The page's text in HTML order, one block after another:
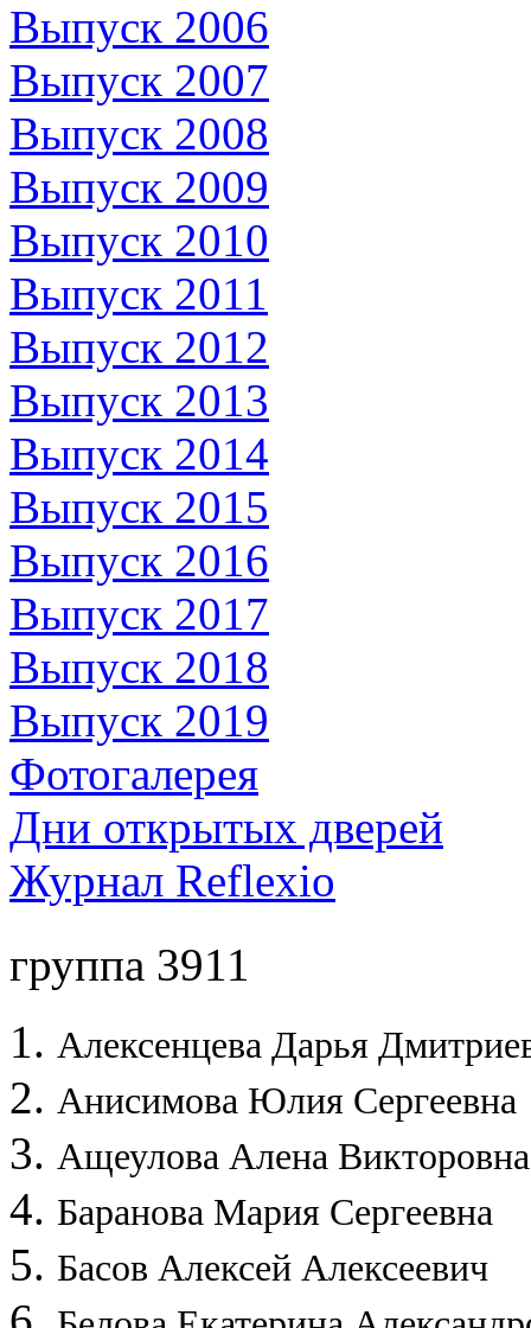
Выпуск 2006
Выпуск 2007
Выпуск 2008
Выпуск 2009
Выпуск 2010
Выпуск 2011
Выпуск 2012
Выпуск 2013
Выпуск 2014
Выпуск 2015
Выпуск 2016
Выпуск 2017
Выпуск 2018
Выпуск 2019
Фотогалерея
Дни открытых дверей
Журнал Reflexio
группа 3911
Алексенцева Дарья
Анисимова Юлия Сергеевна
Ащеулова Алена Викторовна
Баранова Мария Сергеевна
Басов Алексей Алексеевич